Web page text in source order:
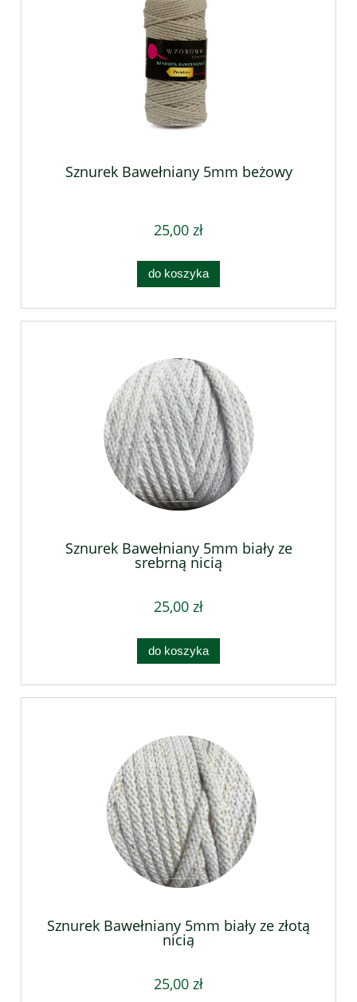
Sznurek Bawełniany 5mm beżowy
25,00 zł
do koszyka
Sznurek Bawełniany 5mm biały ze
srebrną nicią
25,00 zł
do koszyka
Sznurek Bawełniany 5mm biały ze złotą
nicią
25,00 zł